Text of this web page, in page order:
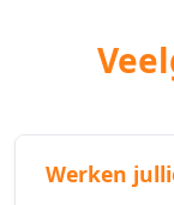
Werken